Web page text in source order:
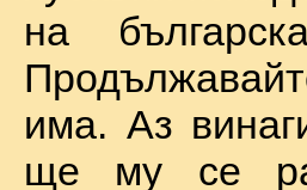
на
има. Аз
ще му се